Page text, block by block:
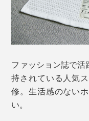
ファッション誌で
持されている人気
修。生活感のない
い。